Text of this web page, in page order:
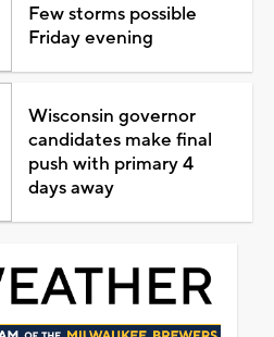
Few storms possible
Friday evening
Wisconsin governor
candidates make final
push with primary 4
days away